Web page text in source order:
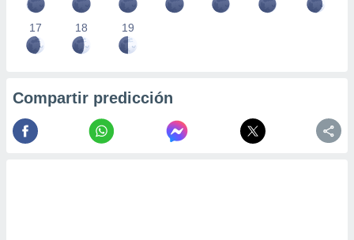
17 18 19
Compartir predicción